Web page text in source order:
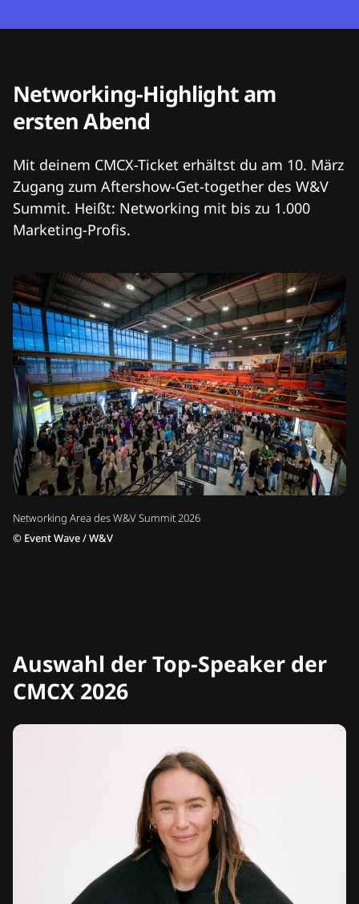
Networking Area des W&V Summit 2026
© Event Wave / W&V
Networking-Highlight am
ersten Abend
Mit deinem CMCX-Ticket erhältst du am 10. März
Zugang zum Aftershow-Get-together des W&V
Summit. Heißt: Networking mit bis zu 1.000
Marketing-Profis.
Auswahl der Top-Speaker der
CMCX 2026